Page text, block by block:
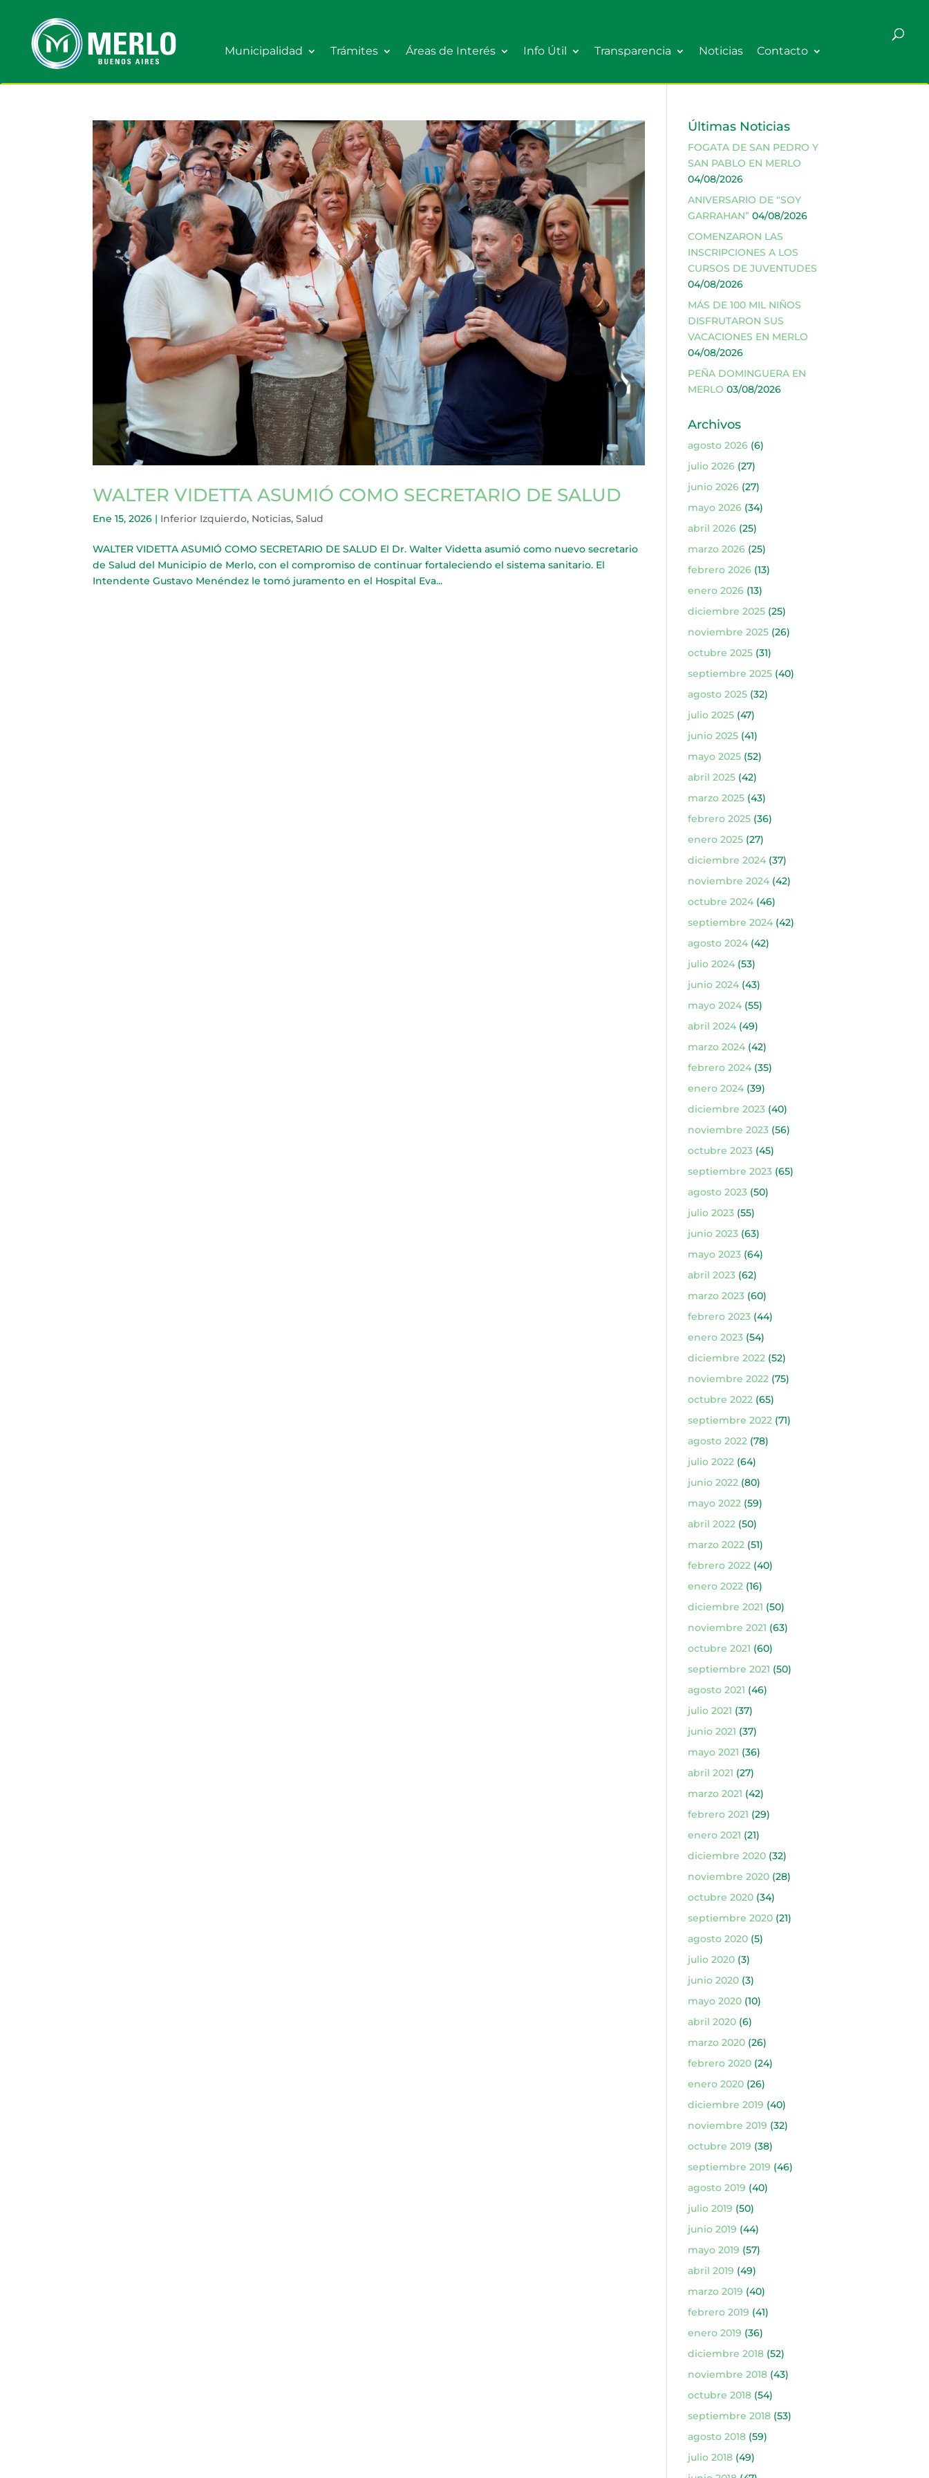
Municipalidad Trámites Áreas de Interés Info Útil Transparencia Noticias Contacto
WALTER VIDETTA ASUMIÓ COMO SECRETARIO DE SALUD
Ene 15, 2026 | Inferior Izquierdo, Noticias,Salud
WALTER VIDETTA ASUMIÓ COMO SECRETARIO DE SALUD El Dr. Walter Videtta asumió como nuevo secretario
de Salud del Municipio de Merlo, con el compromiso de continuar fortaleciendo el sistema sanitario. El
Intendente Gustavo Menéndez le tomó juramento en el Hospital Eva...
Últimas Noticias
FOGATA DE SAN PEDRO Y
SAN PABLO EN MERLO
04/08/2026
ANIVERSARIO DE “SOY
GARRAHAN” 04/08/2026
COMENZARON LAS
INSCRIPCIONES A LOS
CURSOS DE JUVENTUDES
04/08/2026
MÁS DE 100 MIL NIÑOS
DISFRUTARON SUS
VACACIONES EN MERLO
04/08/2026
PEÑA DOMINGUERA EN
MERLO 03/08/2026
Archivos
agosto 2026(6)
julio 2026(27)
junio 2026(27)
mayo 2026(34)
abril 2026(25)
marzo 2026(25)
febrero 2026(13)
enero 2026(13)
diciembre 2025(25)
noviembre 2025(26)
octubre 2025(31)
septiembre 2025(40)
agosto 2025(32)
julio 2025(47)
junio 2025(41)
mayo 2025(52)
abril 2025(42)
marzo 2025(43)
febrero 2025(36)
enero 2025(27)
diciembre 2024(37)
noviembre 2024(42)
octubre 2024(46)
septiembre 2024(42)
agosto 2024(42)
julio 2024(53)
junio 2024(43)
mayo 2024(55)
abril 2024(49)
marzo 2024(42)
febrero 2024(35)
enero 2024(39)
diciembre 2023(40)
noviembre 2023(56)
octubre 2023(45)
septiembre 2023(65)
agosto 2023(50)
julio 2023(55)
junio 2023(63)
mayo 2023(64)
abril 2023(62)
marzo 2023(60)
febrero 2023(44)
enero 2023(54)
diciembre 2022(52)
noviembre 2022(75)
octubre 2022(65)
septiembre 2022(71)
agosto 2022(78)
julio 2022(64)
junio 2022(80)
mayo 2022(59)
abril 2022(50)
marzo 2022(51)
febrero 2022(40)
enero 2022(16)
diciembre 2021 (50)
noviembre 2021 (63)
octubre 2021 (60)
septiembre 2021 (50)
agosto 2021 (46)
julio 2021 (37)
junio 2021 (37)
mayo 2021 (36)
abril 2021 (27)
marzo 2021 (42)
febrero 2021 (29)
enero 2021 (21)
diciembre 2020(32)
noviembre 2020(28)
octubre 2020(34)
septiembre 2020(21)
agosto 2020(5)
julio 2020(3)
junio 2020(3)
mayo 2020(10)
abril 2020(6)
marzo 2020(26)
febrero 2020(24)
enero 2020(26)
diciembre 2019 (40)
noviembre 2019 (32)
octubre 2019 (38)
septiembre 2019 (46)
agosto 2019 (40)
julio 2019 (50)
junio 2019 (44)
mayo 2019 (57)
abril 2019 (49)
marzo 2019 (40)
febrero 2019 (41)
enero 2019 (36)
diciembre 2018(52)
noviembre 2018(43)
octubre 2018(54)
septiembre 2018(53)
agosto 2018(59)
julio 2018(49)